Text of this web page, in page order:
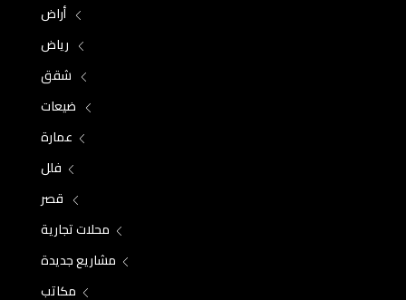
أراض
رياض
شقق
ضيعات
عمارة
فلل
قصر
محلات تجارية
مشاريع جديدة
مكاتب